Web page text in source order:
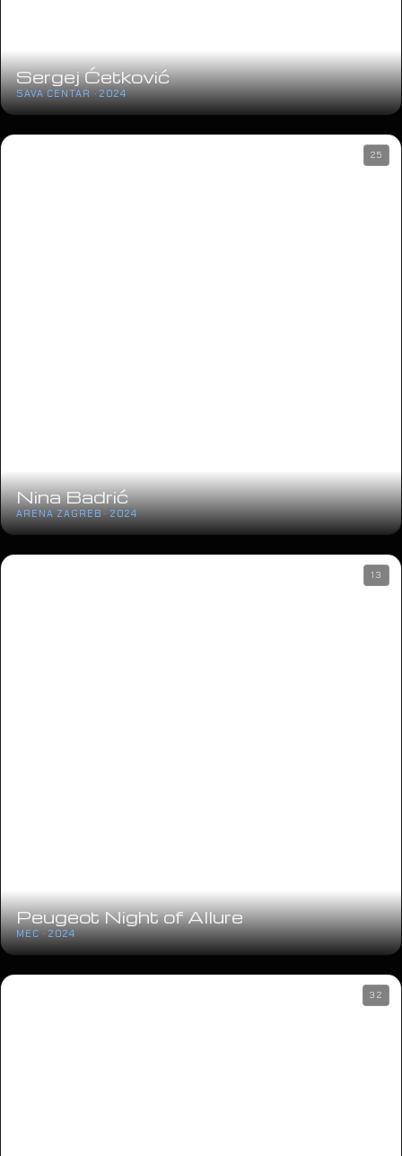
Sergej Ćetković
SAVA CENTAR · 2024
Nina Badrić
ARENA ZAGREB · 2024
25
Peugeot Night of Allure
MEC · 2024
13
32